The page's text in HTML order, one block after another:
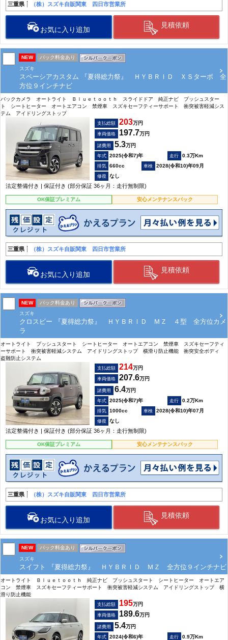
三重県 （株）スズキ自販関東 四日市営業所
お気に入り追加
見積依頼
NEW
パック料金あり
スズキ
スペーシアカスタム 『夏得総力祭』 ＨＹＢＲＩＤ ＸＳターボ 全
方位９インチナビ
バックカメラ オートライト Ｂｌｕｅｔｏｏｔｈ スライドドア 純正ナビ プッシュスター
ト シートヒーター オートエアコン 禁煙車 スズキセーフティーサポート 衝突被害軽減シス
テム アイドリングストップ
支払総額 203万円
車両価格 197.7万円
諸費用 5.3万円
2025(令和7)年
0.3万Km
660cc
2028(令和10)年09月
なし
法定整備付き | 保証付き (部分保証 36ヶ月：走行無制限)
OK保証プレミアム 安心メンテナンスパック
三重県 （株）スズキ自販関東 四日市営業所
お気に入り追加
見積依頼
NEW
パック料金あり
スズキ
クロスビー 『夏得総力祭』 ＨＹＢＲＩＤ ＭＺ ４型 全方位カメ
ラ
オートライト プッシュスタート シートヒーター オートエアコン 禁煙車 スズキセーフティ
ーサポート 衝突被害軽減システム アイドリングストップ 横滑り防止機能 衝突安全ボディ
盗難防止システム
支払総額 214万円
車両価格 207.6万円
諸費用 6.4万円
2025(令和7)年
0.2万Km
1000cc
2028(令和10)年07月
なし
法定整備付き | 保証付き (部分保証 36ヶ月：走行無制限)
OK保証プレミアム 安心メンテナンスパック
三重県 （株）スズキ自販関東 四日市営業所
お気に入り追加
見積依頼
NEW
パック料金あり
スズキ
スイフト 『夏得総力祭』 ＨＹＢＲＩＤ ＭＺ 全方位９インチナビ
オートライト Ｂｌｕｅｔｏｏｔｈ 純正ナビ プッシュスタート シートヒーター オートエア
コン 禁煙車 スズキセーフティーサポート 衝突被害軽減システム アイドリングストップ 横
滑り防止機能
支払総額 195万円
車両価格 189.6万円
諸費用 5.4万円
2024(令和6)年
0.9万Km